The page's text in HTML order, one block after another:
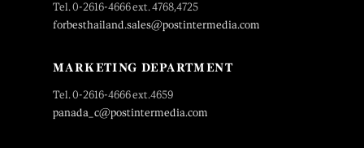
Tel. 0-2616-4666 ext. 4768,4725
forbesthailand.sales@postintermedia.com
MARKETING DEPARTMENT
Tel. 0-2616-4666 ext.4659
panada_c@postintermedia.com